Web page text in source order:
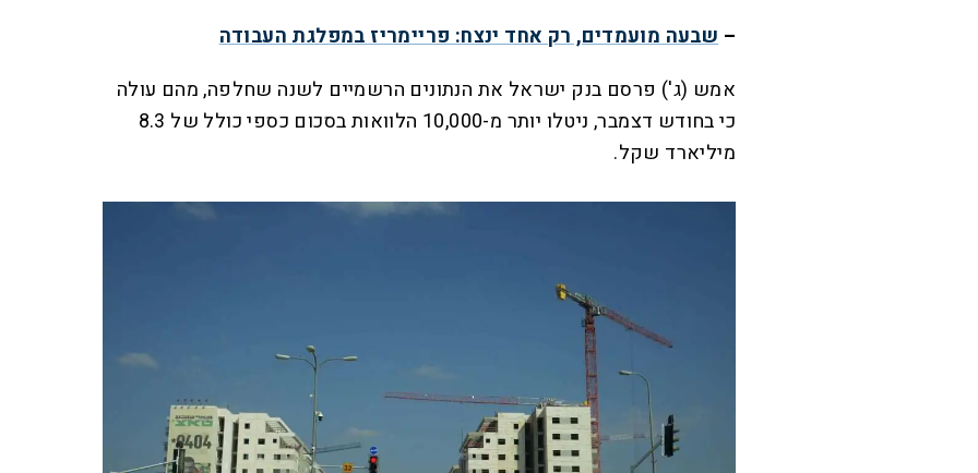
– שבעה מועמדים, רק אחד ינצח: פריימריז במפלגת העבודה
אמש (ג') פרסם בנק ישראל את הנתונים הרשמיים לשנה שחלפה, מהם עולה
כי בחודש דצמבר, ניטלו יותר מ-10,000 הלוואות בסכום כספי כולל של 8.3
מיליארד שקל.